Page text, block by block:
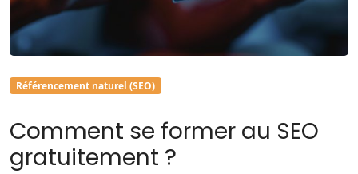
Référencement naturel (SEO)
Comment se former au SEO
gratuitement ?